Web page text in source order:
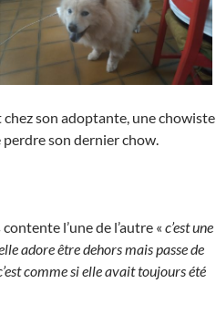
son adoptante, une chowiste
son dernier chow.
l’une de l’autre « c’est une
adore être dehors mais passe de
comme si elle avait toujours été